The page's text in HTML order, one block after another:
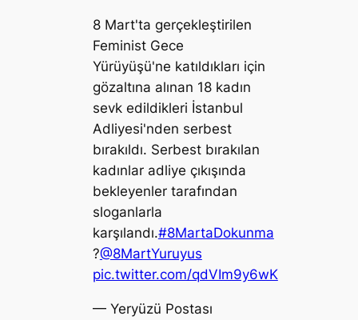
8 Mart'ta gerçekleştirilen
Feminist Gece
Yürüyüşü'ne katıldıkları için
gözaltına alınan 18 kadın
sevk edildikleri İstanbul
Adliyesi'nden serbest
bırakıldı. Serbest bırakılan
kadınlar adliye çıkışında
bekleyenler tarafından
sloganlarla
karşılandı.#8MartaDokunma
?️@8MartYuruyus
pic.twitter.com/qdVIm9y6wK
— Yeryüzü Postası